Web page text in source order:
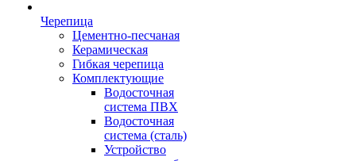
Черепица
Цементно-песчаная
Керамическая
Гибкая черепица
Комплектующие
Водосточная
система ПВХ
Водосточная
система (сталь)
Устройство